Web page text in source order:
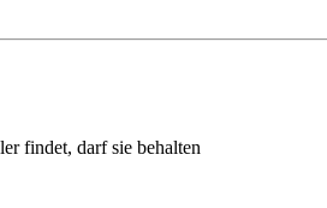
findet, darf sie behalten